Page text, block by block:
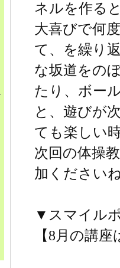
ネルを作る
大喜びで何
て、を繰り
な坂道をの
たり、ボー
と、遊びが
ても楽しい
次回の体操
加ください
▼スマイル
【8月の講